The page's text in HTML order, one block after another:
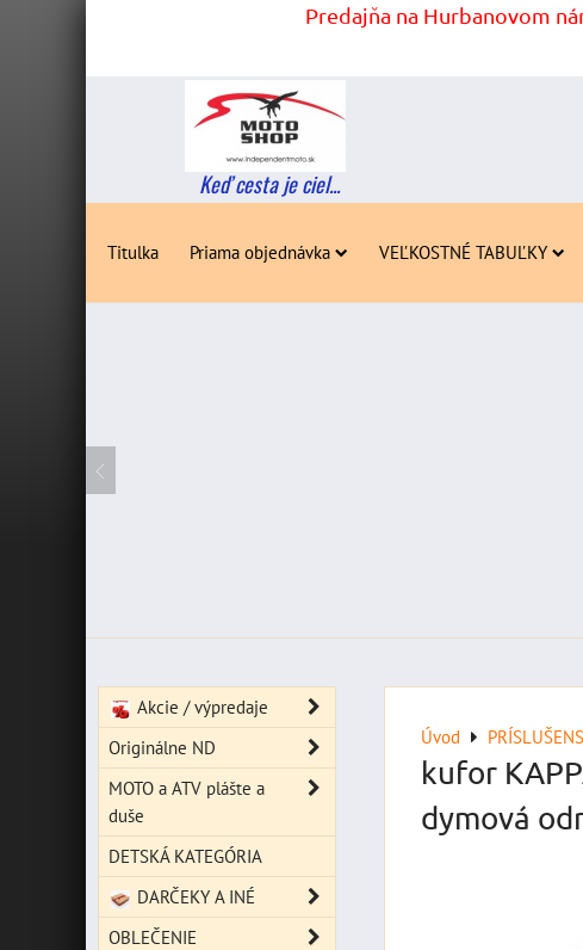
Predajňa na Hurbanovom
Keď cesta je ciel...
Titulka Priama objednávka VEĽKOSTNÉ TABUĽKY
Úvod
kufor
dymová
Akcie / výpredaje
Originálne ND
MOTO a ATV plášte a
duše
DETSKÁ KATEGÓRIA
DARČEKY A INÉ
OBLEČENIE